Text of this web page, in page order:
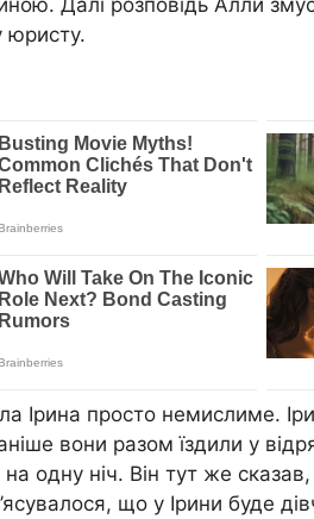
Ірина просто немислиме.
вони разом їздили у
одну ніч. Він тут же
що у Ірини буде